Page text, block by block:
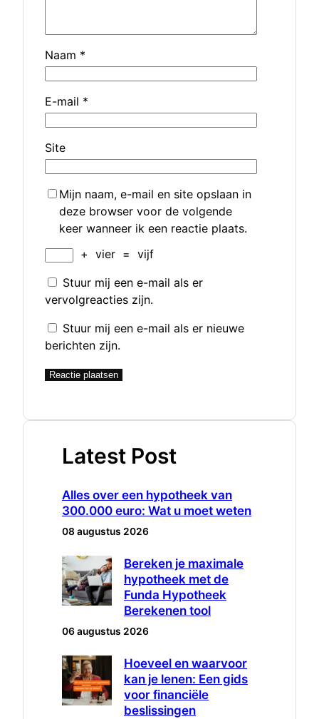
Naam *
E-mail *
Site
Mijn naam, e-mail en site opslaan in
deze browser voor de volgende
keer wanneer ik een reactie plaats.
+ vier = vijf
Stuur mij een e-mail als er
vervolgreacties zijn.
Stuur mij een e-mail als er nieuwe
berichten zijn.
Latest Post
Alles over een hypotheek van
300.000 euro: Wat u moet weten
08 augustus 2026
Bereken je maximale
hypotheek met de
Funda Hypotheek
Berekenen tool
06 augustus 2026
Hoeveel en waarvoor
kan je lenen: Een gids
voor financiële
beslissingen